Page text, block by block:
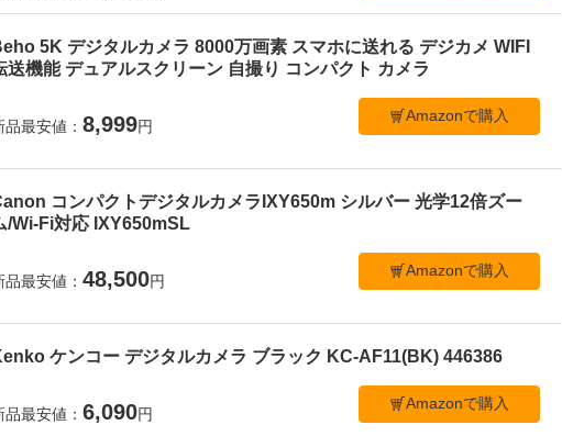
5K デジタルカメラ 8000万画素 スマホに送れる デジカメ WIFI
送機能 デュアルスクリーン 自撮り コンパクト カメラ
品最安値： 8,999円
Amazonで購入
コンパクトデジタルカメラIXY650m シルバー 光学12倍ズー
/Wi-Fi対応 IXY650mSL
品最安値： 48,500円
Amazonで購入
ケンコー デジタルカメラ ブラック KC-AF11(BK) 446386
品最安値： 6,090円
Amazonで購入